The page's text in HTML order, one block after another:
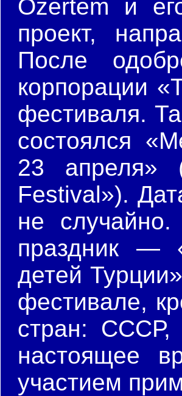
Ozertem и
проект,
После
корпорации
фестиваля.
состоялся
23 апреля»
Festival»).
не
праздник —
детей
фестивале,
стран:
настоящее
участием